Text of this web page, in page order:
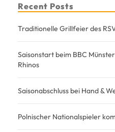
Recent Posts
Traditionelle Grillfeier des
Saisonstart beim BBC
Rhinos
Saisonabschluss bei Hand &
Polnischer Nationalspieler